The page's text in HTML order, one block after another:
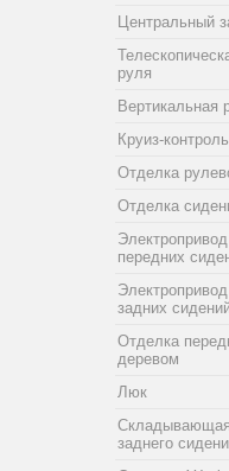
Центральный
руля
Вертикальная
Круиз-контроль
Отделка
Отделка
передних
задних
Отделка
деревом
Люк
заднего